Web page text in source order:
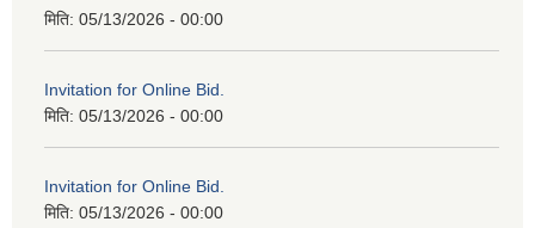
मिति: 05/13/2026 - 00:00
Invitation for Online Bid.
मिति: 05/13/2026 - 00:00
Invitation for Online Bid.
मिति: 05/13/2026 - 00:00